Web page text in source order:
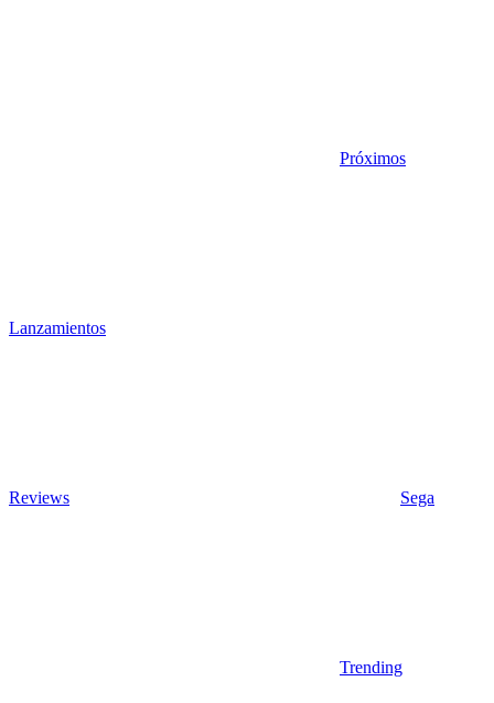
Próximos
Lanzamientos
Reviews Sega
Trending